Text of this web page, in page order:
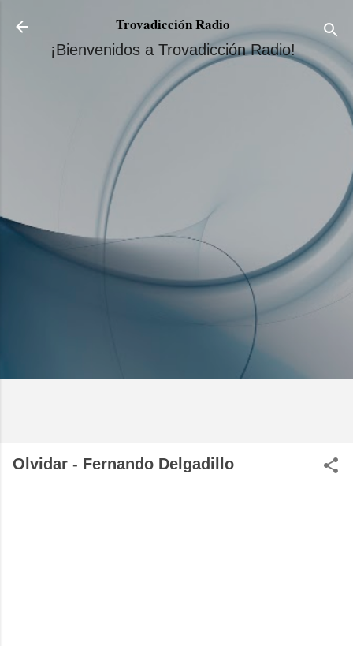
Ir al contenido principal
Trovadicción Radio
¡Bienvenidos a Trovadicción Radio!
Olvidar - Fernando Delgadillo